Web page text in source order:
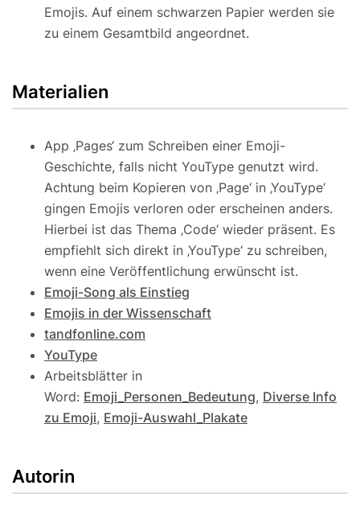
Emojis. Auf einem schwarzen Papier werden sie
zu einem Gesamtbild angeordnet.
Materialien
App ‚Pages‘ zum Schreiben einer Emoji-
Geschichte, falls nicht YouType genutzt wird.
Achtung beim Kopieren von ‚Page‘ in ‚YouType‘
gingen Emojis verloren oder erscheinen anders.
Hierbei ist das Thema ‚Code‘ wieder präsent. Es
empfiehlt sich direkt in ‚YouType‘ zu schreiben,
wenn eine Veröffentlichung erwünscht ist.
Emoji-Song als Einstieg
Emojis in der Wissenschaft
tandfonline.com
YouType
Arbeitsblätter in
Word: Emoji_Personen_Bedeutung, Diverse Info
zu Emoji, Emoji-Auswahl_Plakate
Autorin